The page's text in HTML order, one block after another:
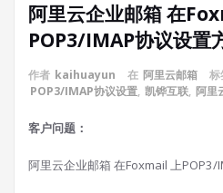
阿里云企业邮箱 在
POP3/IMAP协议设置
作者 kaihuayun 在 阿里云邮箱 标
POP3/IMAP协议设置, 凯铧互联, 阿里
客户问题：
阿里云企业邮箱 在Foxmail 上POP3/